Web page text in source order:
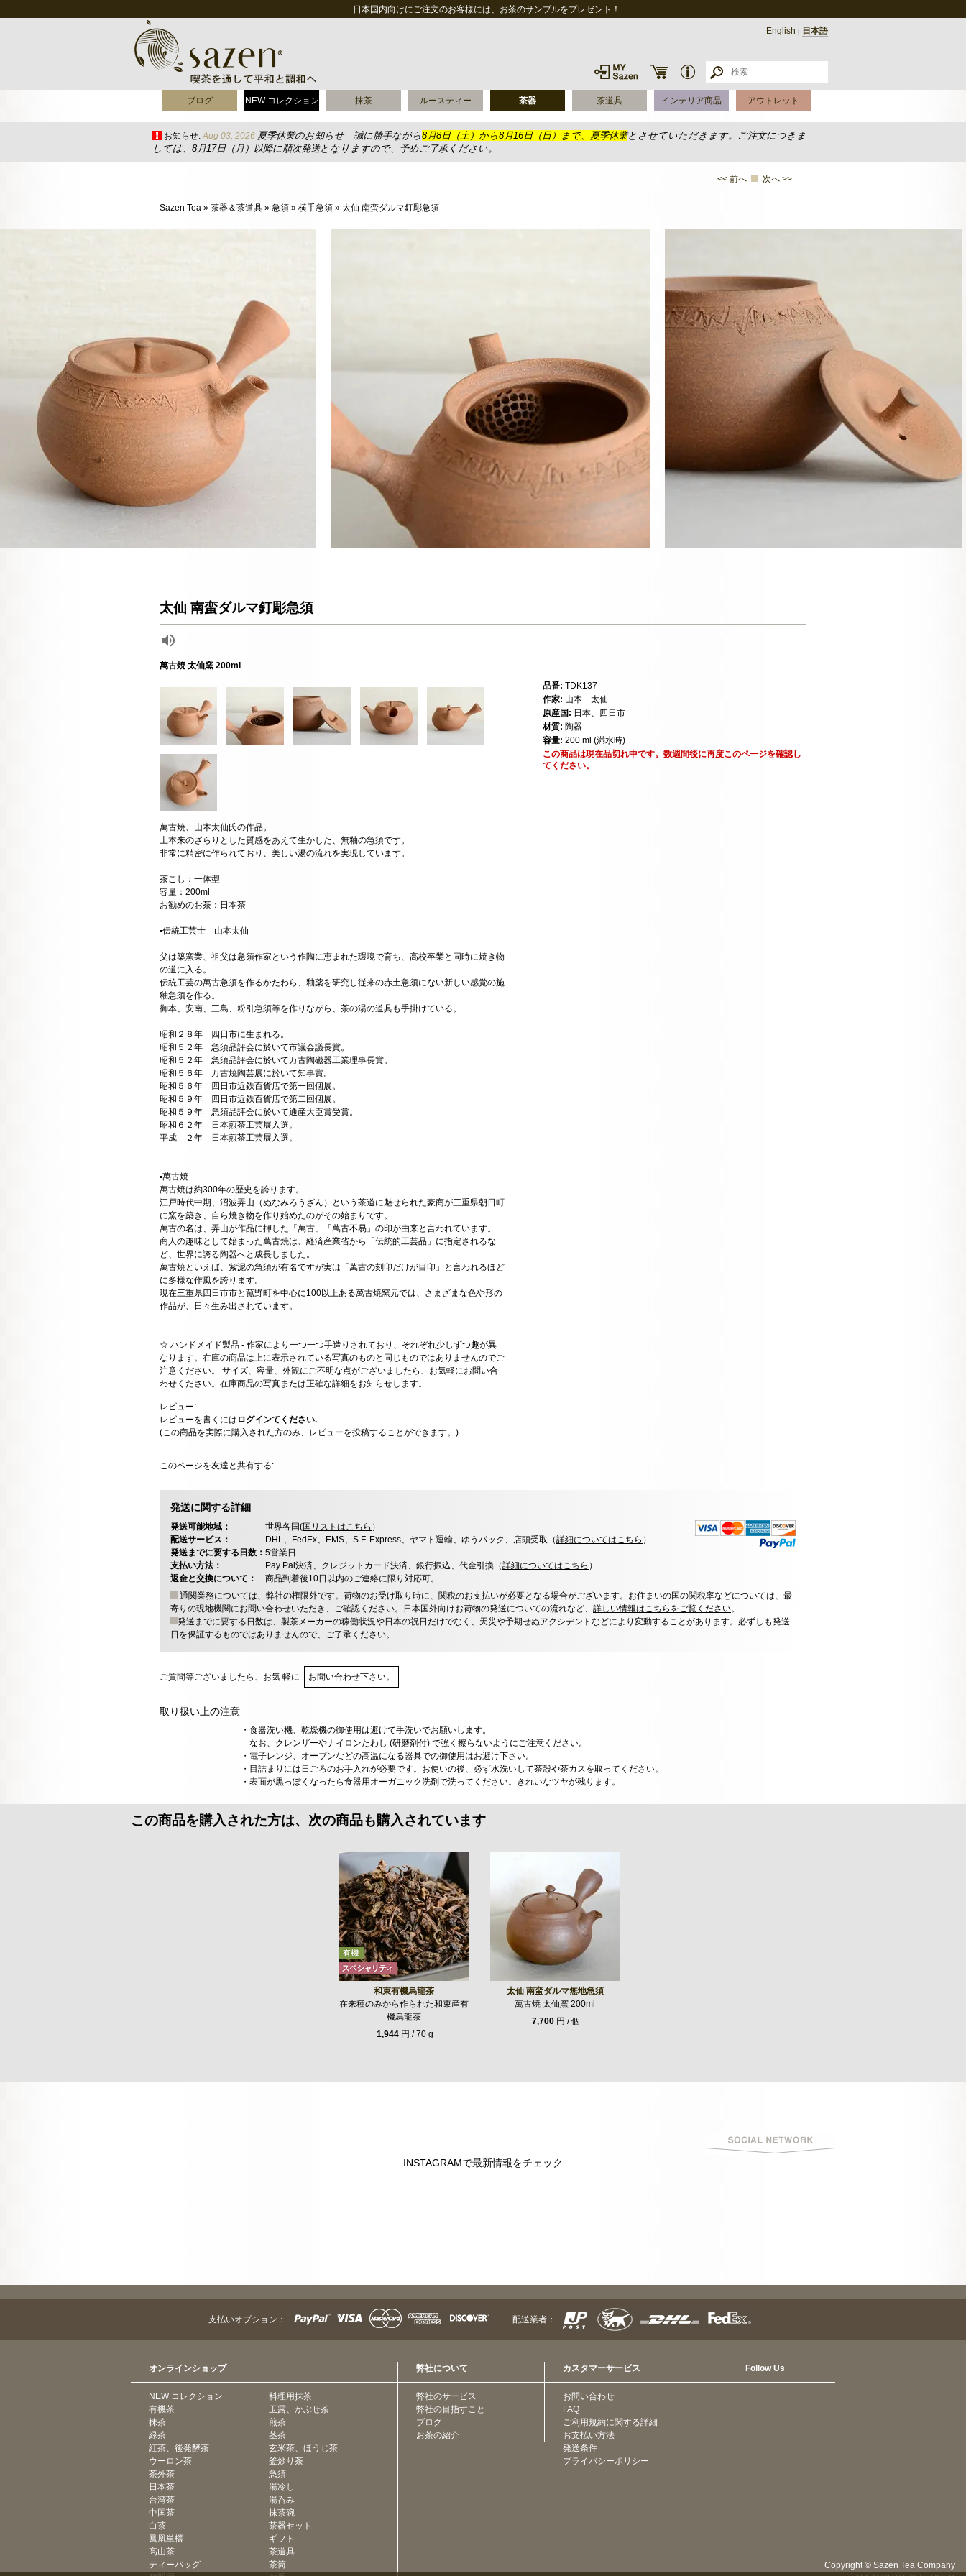
日本国内向けにご注文のお客様には、お茶のサンプルをプレゼント！
English | 日本語
ブログ NEW コレクション 抹茶 ルースティー 茶器 茶道具 インテリア商品 アウトレット
お知らせ: Aug 03, 2026 夏季休業のお知らせ 誠に勝手ながら8月8日（土）から8月16日（日）まで、夏季休業とさせていただきます。ご注文につきま
しては、8月17日（月）以降に順次発送となりますので、予めご了承ください。
<< 前へ 次へ >>
Sazen Tea » 茶器＆茶道具 » 急須 » 横手急須 » 太仙 南蛮ダルマ釘彫急須
太仙 南蛮ダルマ釘彫急須
萬古焼 太仙窯 200ml
萬古焼、山本太仙氏の作品。
土本来のざらりとした質感をあえて生かした、無釉の急須です。
非常に精密に作られており、美しい湯の流れを実現しています。
茶こし：一体型
容量：200ml
お勧めのお茶：日本茶
▪️伝統工芸士 山本太仙
父は築窯業、祖父は急須作家という作陶に恵まれた環境で育ち、高校卒業と同時に焼き物
の道に入る。
伝統工芸の萬古急須を作るかたわら、釉薬を研究し従来の赤土急須にない新しい感覚の施
釉急須を作る。
御本、安南、三島、粉引急須等を作りながら、茶の湯の道具も手掛けている。
昭和２８年 四日市に生まれる。
昭和５２年 急須品評会に於いて市議会議長賞。
昭和５２年 急須品評会に於いて万古陶磁器工業理事長賞。
昭和５６年 万古焼陶芸展に於いて知事賞。
昭和５６年 四日市近鉄百貨店で第一回個展。
昭和５９年 四日市近鉄百貨店で第二回個展。
昭和５９年 急須品評会に於いて通産大臣賞受賞。
昭和６２年 日本煎茶工芸展入選。
平成 ２年 日本煎茶工芸展入選。
▪️萬古焼
萬古焼は約300年の歴史を誇ります。
江戸時代中期、沼波弄山（ぬなみろうざん）という茶道に魅せられた豪商が三重県朝日町
に窯を築き、自ら焼き物を作り始めたのがその始まりです。
萬古の名は、弄山が作品に押した「萬古」「萬古不易」の印が由来と言われています。
商人の趣味として始まった萬古焼は、経済産業省から「伝統的工芸品」に指定されるな
ど、世界に誇る陶器へと成長しました。
萬古焼といえば、紫泥の急須が有名ですが実は「萬古の刻印だけが目印」と言われるほど
に多様な作風を誇ります。
現在三重県四日市市と菰野町を中心に100以上ある萬古焼窯元では、さまざまな色や形の
作品が、日々生み出されています。
☆ ハンドメイド製品 - 作家により一つ一つ手造りされており、それぞれ少しずつ趣が異
なります。在庫の商品は上に表示されている写真のものと同じものではありませんのでご
注意ください。 サイズ、容量、外観にご不明な点がございましたら、お気軽にお問い合
わせください。在庫商品の写真または正確な詳細をお知らせします。
レビュー:
レビューを書くには ログインてください.
(この商品を実際に購入された方のみ、レビューを投稿することができます。)
このページを友達と共有する:
品番: TDK137
作家: 山本 太仙
原産国: 日本、四日市
材質: 陶器
容量: 200 ml (満水時)
この商品は現在品切れ中です。数週間後に再度このページを確認し
てください。
発送に関する詳細
発送可能地域： 世界各国(国リストはこちら ）
配送サービス：
DHL、FedEx、EMS、S.F. Express、ヤマト運輸、ゆうパック、店頭受取（詳細についてはこちら ）
発送までに要する日数： 5営業日
支払い方法：
Pay Pal決済、クレジットカード決済、銀行振込、代金引換（詳細についてはこちら ）
返金と交換について：
商品到着後10日以内のご連絡に限り対応可。
通関業務については、弊社の権限外です。荷物のお受け取り時に、関税のお支払いが必要となる場合がございます。お住まいの国の関税率などについては、最
寄りの現地機関にお問い合わせいただき、ご確認ください。日本国外向けお荷物の発送についての流れなど、 詳しい情報はこちらをご覧ください。
発送までに要する日数は、製茶メーカーの稼働状況や日本の祝日だけでなく、天災や予期せぬアクシデントなどにより変動することがあります。必ずしも発送
日を保証するものではありませんので、ご了承ください。
ご質問等ございましたら、お気 軽に お問い合わせ下さい。
取り扱い上の注意
・食器洗い機、乾燥機の御使用は避けて手洗いでお願いします。
なお、クレンザーやナイロンたわし (研磨剤付) で強く擦らないようにご注意ください。
・電子レンジ、オーブンなどの高温になる器具での御使用はお避け下さい。
・目詰まりには日ごろのお手入れが必要です。お使いの後、必ず水洗いして茶殻や茶カスを取ってください。
・表面が黒っぽくなったら食器用オーガニック洗剤で洗ってください。きれいなツヤが残ります。
この商品を購入された方は、次の商品も購入されています
和束有機烏龍茶
在来種のみから作られた和束産有
機烏龍茶
1,944円 / 70 g
太仙 南蛮ダルマ無地急須
萬古焼 太仙窯 200ml
7,700円 / 個
INSTAGRAMで最新情報をチェック
支払いオプション： 配送業者：
オンラインショップ
NEW コレクション
有機茶
抹茶
緑茶
紅茶、後発酵茶
ウーロン茶
茶外茶
日本茶
台湾茶
中国茶
白茶
鳳凰単欉
高山茶
ティーバッグ
料理用抹茶
玉露、かぶせ茶
煎茶
茎茶
玄米茶、ほうじ茶
釜炒り茶
急須
湯冷し
湯呑み
抹茶碗
茶器セット
ギフト
茶道具
茶筒
弊社について
弊社のサービス
弊社の目指すこと
ブログ
お茶の紹介
カスタマーサービス
お問い合わせ
FAQ
ご利用規約に関する詳細
お支払い方法
発送条件
プライバシーポリシー
Follow Us
Copyright © Sazen Tea Company